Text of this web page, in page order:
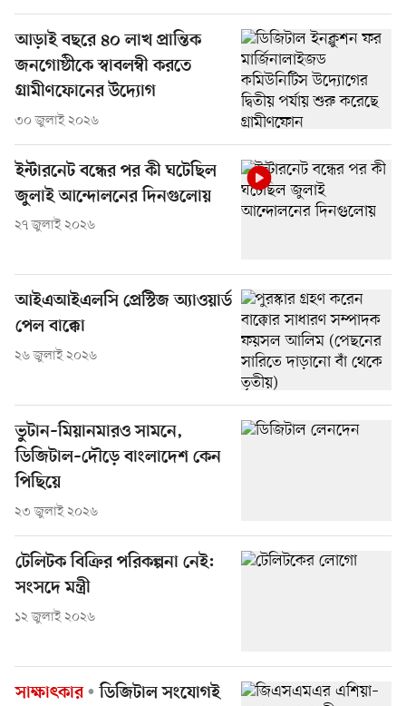
আড়াই বছরে ৪০ লাখ প্রান্তিক
জনগোষ্ঠীকে স্বাবলম্বী করতে
গ্রামীণফোনের উদ্যোগ
৩০ জুলাই ২০২৬
ইন্টারনেট বন্ধের পর কী ঘটেছিল
জুলাই আন্দোলনের দিনগুলোয়
২৭ জুলাই ২০২৬
আইএআইএলসি প্রেস্টিজ অ্যাওয়ার্ড
পেল বাক্কো
২৬ জুলাই ২০২৬
ভুটান–মিয়ানমারও সামনে,
ডিজিটাল–দৌড়ে বাংলাদেশ কেন
পিছিয়ে
২৩ জুলাই ২০২৬
টেলিটক বিক্রির পরিকল্পনা নেই:
সংসদে মন্ত্রী
১২ জুলাই ২০২৬
সাক্ষাৎকার
ডিজিটাল সংযোগই